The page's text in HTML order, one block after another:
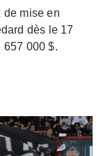
de mise en
dès le 17
657 000 $.